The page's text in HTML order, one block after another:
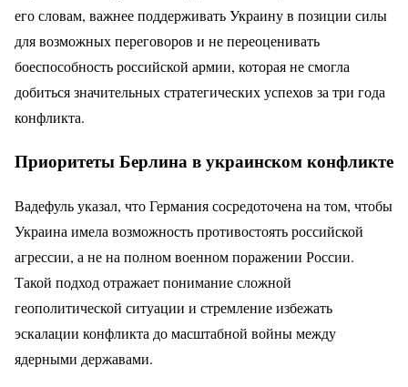
его словам, важнее поддерживать Украину в позиции силы
для возможных переговоров и не переоценивать
боеспособность российской армии, которая не смогла
добиться значительных стратегических успехов за три года
конфликта.
Приоритеты Берлина в украинском конфликте
Вадефуль указал, что Германия сосредоточена на том, чтобы
Украина имела возможность противостоять российской
агрессии, а не на полном военном поражении России.
Такой подход отражает понимание сложной
геополитической ситуации и стремление избежать
эскалации конфликта до масштабной войны между
ядерными державами.